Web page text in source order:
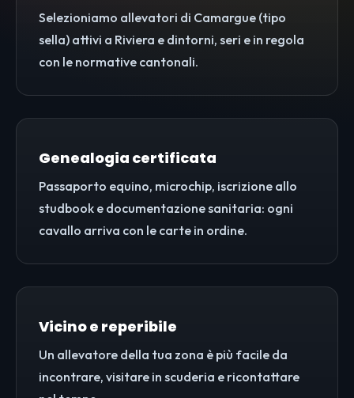
Selezioniamo allevatori di Camargue (tipo
sella) attivi a Riviera e dintorni, seri e in regola
con le normative cantonali.
Genealogia certificata
Passaporto equino, microchip, iscrizione allo
studbook e documentazione sanitaria: ogni
cavallo arriva con le carte in ordine.
Vicino e reperibile
Un allevatore della tua zona è più facile da
incontrare, visitare in scuderia e ricontattare